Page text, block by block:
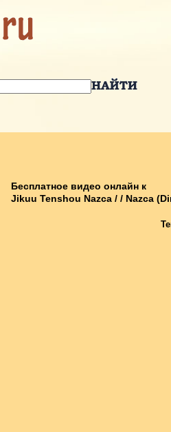
Бесплатное видео онлайн к
Jikuu Tenshou Nazca / / Nazca